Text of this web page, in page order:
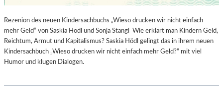
Rezenion des neuen Kindersachbuchs „Wieso drucken wir nicht einfach
mehr Geld“ von Saskia Hödl und Sonja Stangl Wie erklärt man Kindern Geld,
Reichtum, Armut und Kapitalismus? Saskia Hödl gelingt das in ihrem neuen
Kindersachbuch „Wieso drucken wir nicht einfach mehr Geld?“ mit viel
Humor und klugen Dialogen.